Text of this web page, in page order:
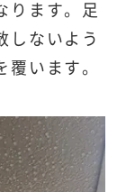
ります。足
しないよう
覆います。